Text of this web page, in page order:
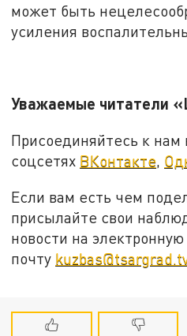
может быть
усиления
Уважаемые читатели
Присоединяйтесь к нам
соцсетях ВКонтакте,
Если вам есть чем
присылайте свои
новости на электронную
почту